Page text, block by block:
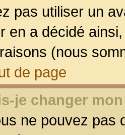
pas utiliser un
en a décidé
(nous
de page
je changer
ne pouvez pas